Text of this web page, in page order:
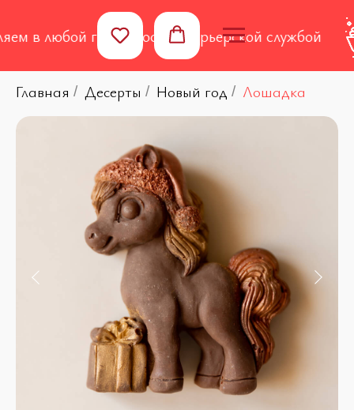
в любой город России курьерской службой
Главная / Десерты / Новый год / Лошадка